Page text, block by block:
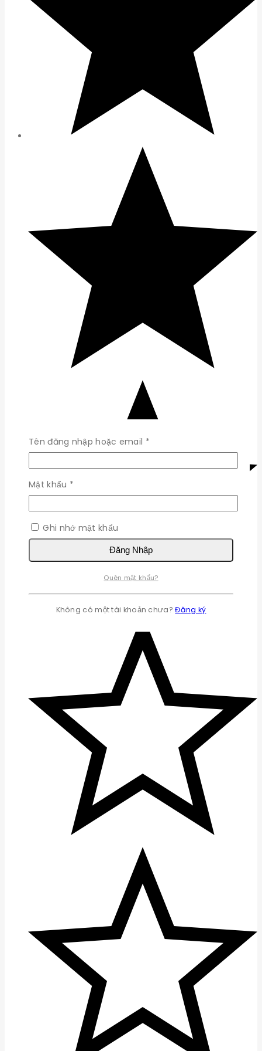
Tên đăng nhập hoặc email *Bắt
buộc
Mật khẩu *
buộc
Ghi nhớ mật khẩu
Đăng Nhập
Quên mật khẩu?
Không có một tài khoản chưa?Đăng ký